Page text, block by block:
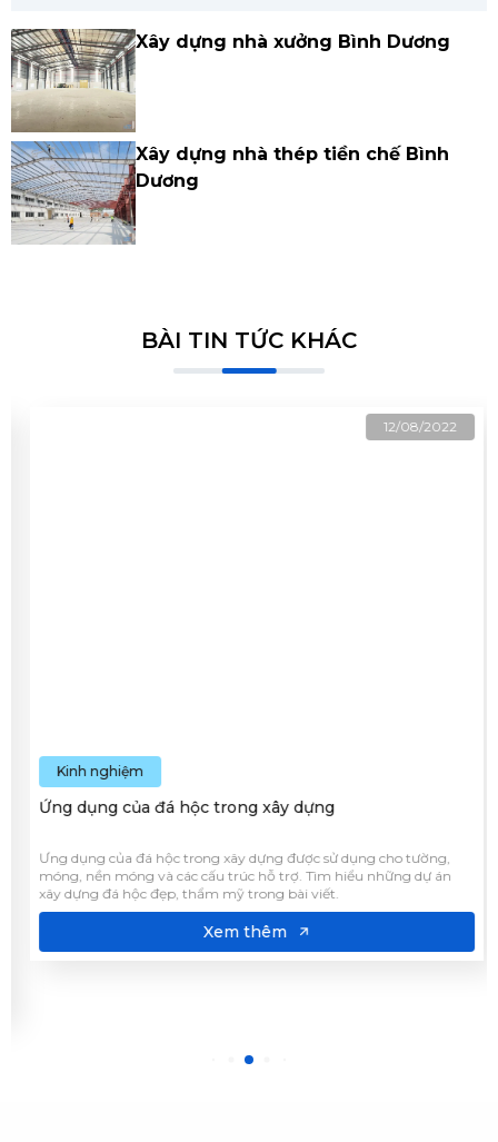
Xây dựng nhà xưởng Bình Dương
Xây dựng nhà thép tiền chế Bình
Dương
BÀI TIN TỨC KHÁC
12/08/2022
Ưng dụng của đá hộc trong xây dựng được sử dụng cho tường,
móng, nền móng và các cấu trúc hỗ trợ. Tìm hiểu những dự án
Xem thêm